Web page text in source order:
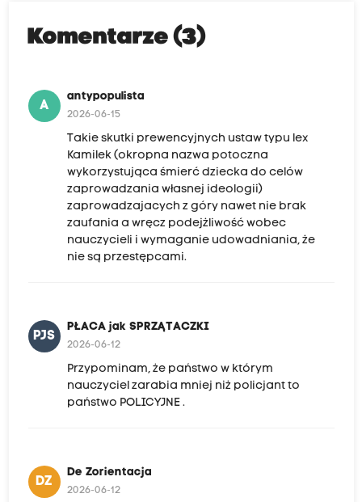
Komentarze (3)
A
antypopulista
2026-06-15
Takie skutki prewencyjnych ustaw typu lex
Kamilek (okropna nazwa potoczna
wykorzystująca śmierć dziecka do celów
zaprowadzania własnej ideologii)
zaprowadzajacych z góry nawet nie brak
zaufania a wręcz podejżliwość wobec
nauczycieli i wymaganie udowadniania, że
nie są przestępcami.
PJS
PŁACA jak SPRZĄTACZKI
2026-06-12
Przypominam, że państwo w którym
nauczyciel zarabia mniej niż policjant to
państwo POLICYJNE .
DZ
De Zorientacja
2026-06-12